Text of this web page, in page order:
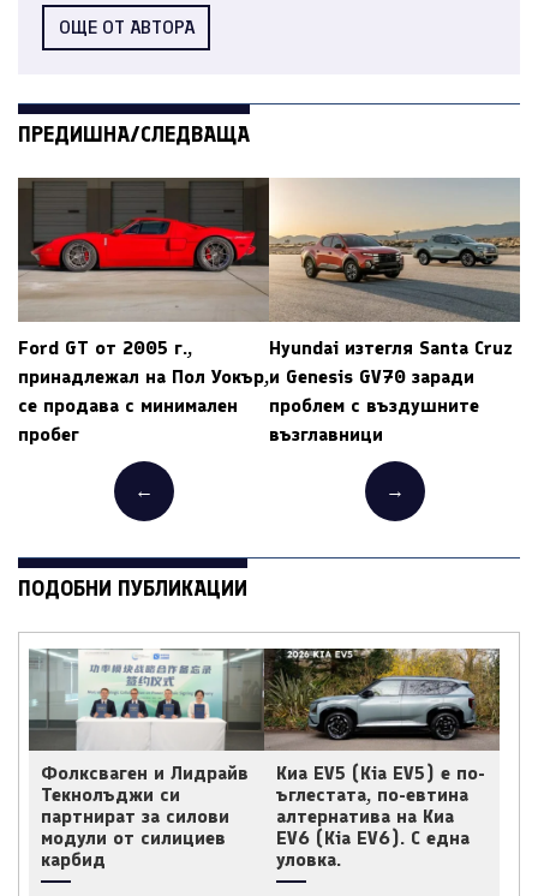
ОЩЕ ОТ АВТОРА
ПРЕДИШНА/СЛЕДВАЩА
Ford GT от 2005 г.,
принадлежал на Пол Уокър,
се продава с минимален
пробег
←
Hyundai изтегля Santa Cruz
и Genesis GV70 заради
проблем с въздушните
възглавници
→
ПОДОБНИ ПУБЛИКАЦИИ
Фолксваген и Лидрайв
Текнолъджи си
партнират за силови
модули от силициев
карбид
Киа EV5 (Kia EV5) е по-
ъглестата, по-евтина
алтернатива на Киа
EV6 (Kia EV6). С една
уловка.